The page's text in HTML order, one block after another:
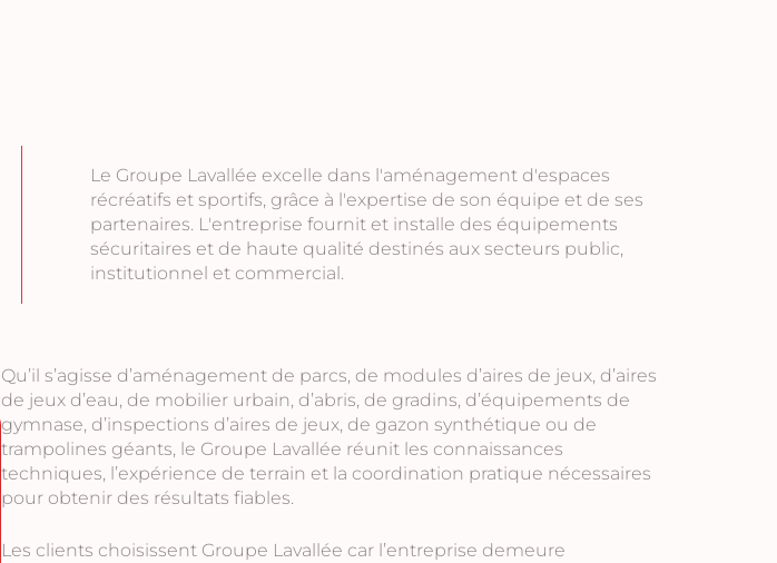
Le Groupe Lavallée excelle dans l'aménagement d'espaces
récréatifs et sportifs, grâce à l'expertise de son équipe et de ses
partenaires. L'entreprise fournit et installe des équipements
sécuritaires et de haute qualité destinés aux secteurs public,
institutionnel et commercial.
Qu’il s’agisse d’aménagement de parcs, de modules d’aires de jeux, d’aires
de jeux d’eau, de mobilier urbain, d’abris, de gradins, d’équipements de
gymnase, d’inspections d’aires de jeux, de gazon synthétique ou de
trampolines géants, le Groupe Lavallée réunit les connaissances
techniques, l’expérience de terrain et la coordination pratique nécessaires
pour obtenir des résultats fiables.
Les clients choisissent Groupe Lavallée car l’entreprise demeure